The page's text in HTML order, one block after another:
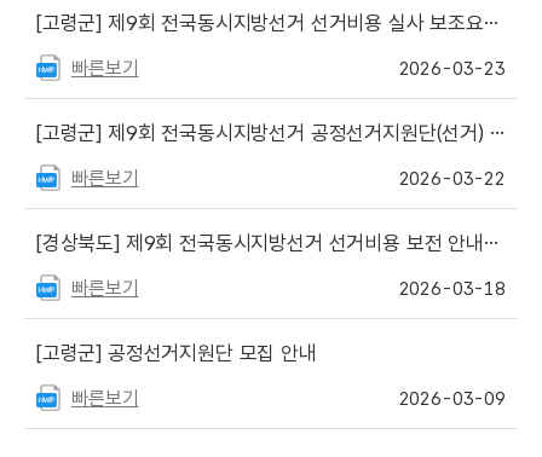
[고령군] 제9회 전국동시지방선거 선거비용 실사 보조요원 채용 공고 게시
빠른보기 2026-03-23
[고령군] 제9회 전국동시지방선거 공정선거지원단(선거) 서류 합격자 및 면접일정 안내
빠른보기 2026-03-22
[경상북도] 제9회 전국동시지방선거 선거비용 보전 안내서 원고파일 게시
빠른보기 2026-03-18
[고령군] 공정선거지원단 모집 안내
빠른보기 2026-03-09